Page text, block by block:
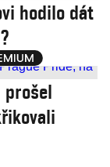
hodilo dát
prošel